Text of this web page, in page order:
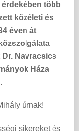
érdekében több
közéleti és
éven át
Dr. Navracsics
Háza
úrnak!
sikereket és